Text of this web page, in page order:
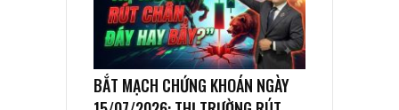
BẮT MẠCH CHỨNG KHOÁN NGÀY